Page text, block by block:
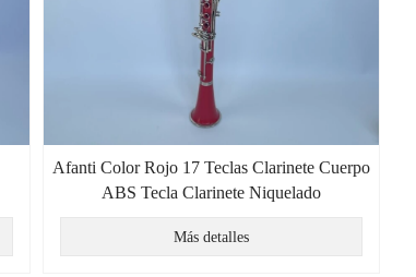
Afanti Color Rojo 17 Teclas Clarinete Cuerpo
ABS Tecla Clarinete Niquelado
Más detalles